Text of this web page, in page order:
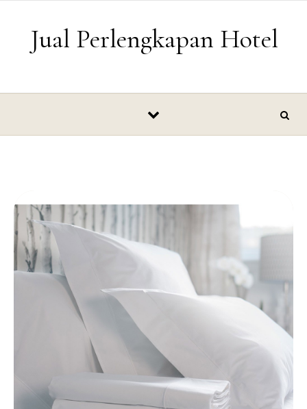
Jual Perlengkapan Hotel